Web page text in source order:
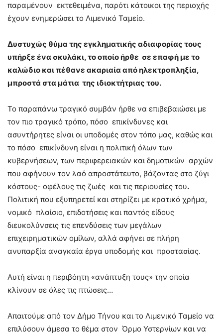
παραμένουν εκτεθειμένα, παρότι κάτοικοι της περιοχής
έχουν ενημερώσει το Λιμενικό Ταμείο.
Δυστυχώς θύμα της εγκληματικής αδιαφορίας τους
υπήρξε ένα σκυλάκι, το οποίο ήρθε σε επαφή με το
καλώδιο και πέθανε ακαριαία από ηλεκτροπληξία,
μπροστά στα μάτια της ιδιοκτήτριας του.
Το παραπάνω τραγικό συμβάν ήρθε να επιβεβαιώσει με
τον πιο τραγικό τρόπο, πόσο επικίνδυνες και
ασυντήρητες είναι οι υποδομές στον τόπο μας, καθώς και
το πόσο επικίνδυνη είναι η πολιτική όλων των
κυβερνήσεων, των περιφερειακών και δημοτικών αρχών
που αφήνουν τον λαό απροστάτευτο, βάζοντας στο ζύγι
κόστους- οφέλους τις ζωές και τις περιουσίες του.
Πολιτική που εξυπηρετεί και στηρίζει με κρατικό χρήμα,
νομικό πλαίσιο, επιδοτήσεις και παντός είδους
διευκολύνσεις τις επενδύσεις των μεγάλων
επιχειρηματικών ομίλων, αλλά αφήνει σε πλήρη
ανυπαρξία αναγκαία έργα υποδομής και προστασίας.
Αυτή είναι η περιβόητη «ανάπτυξη τους» την οποία
κλίνουν σε όλες τις πτώσεις…
Απαιτούμε από τον Δήμο Τήνου και το Λιμενικό Ταμείο να
επιλύσουν άμεσα το θέμα στον Όρμο Υστερνίων και να